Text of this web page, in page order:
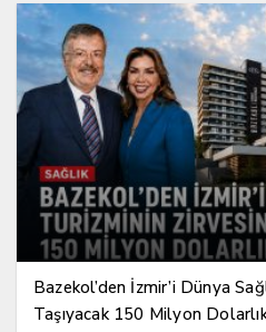
Bazekol’den İzmir’i Dünya
Taşıyacak 150 Milyon